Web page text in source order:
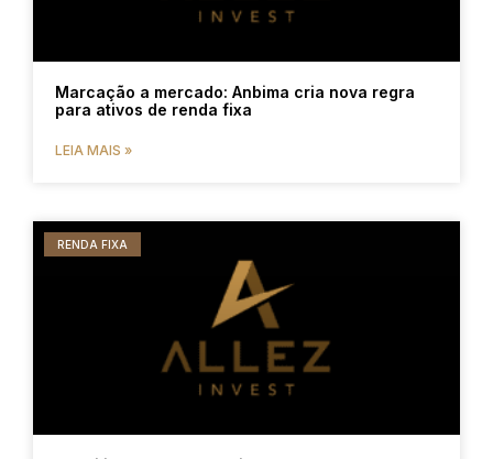
Marcação a mercado: Anbima cria nova regra
para ativos de renda fixa
LEIA MAIS »
RENDA FIXA